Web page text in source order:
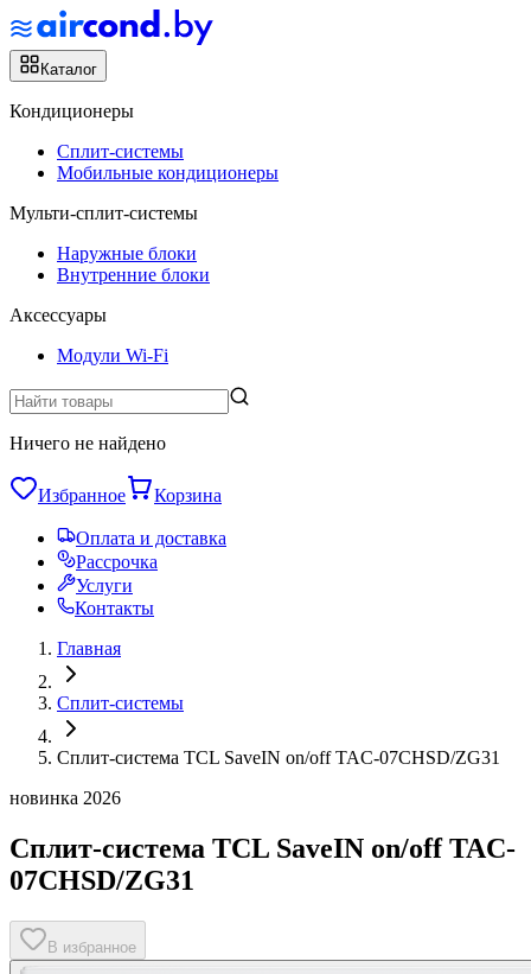
Каталог
Кондиционеры
Сплит-системы
Мобильные кондиционеры
Мульти-сплит-системы
Наружные блоки
Внутренние блоки
Аксессуары
Модули Wi-Fi
Ничего не найдено
Избранное Корзина
Оплата и доставка
Рассрочка
Услуги
Контакты
Главная
Сплит-системы
Сплит-система TCL SaveIN on/off TAC-07CHSD/ZG31
новинка 2026
Сплит-система TCL SaveIN on/off TAC-
07CHSD/ZG31
В избранное